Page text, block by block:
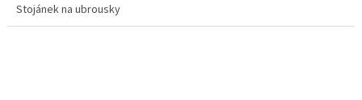
Stojánek na ubrousky